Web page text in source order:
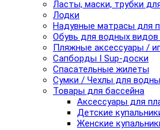
Ласты, маски, трубки
Лодки
Надувные матрасы для
Обувь для водных видов
Пляжные аксессуары /
Сапборды I Sup-доски
Спасательные жилеты
Сумки / Чехлы для
Товары для бассейна
Аксессуары для
Детские
Женские